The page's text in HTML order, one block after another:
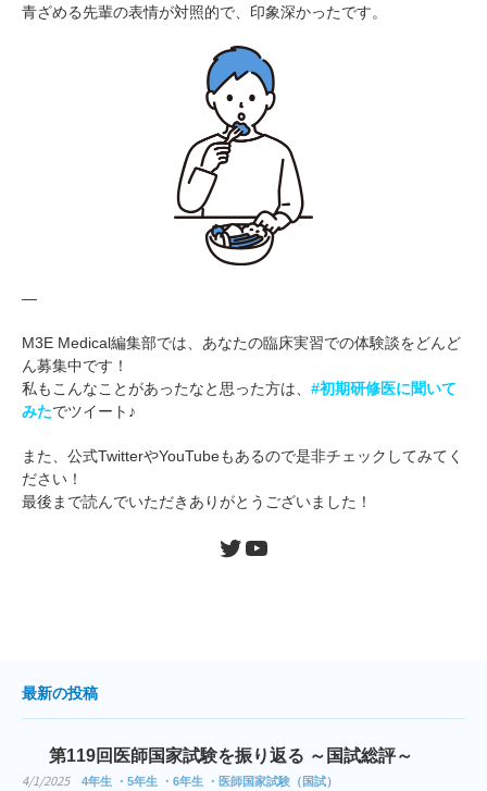
青ざめる先輩の表情が対照的で、印象深かったです。
—
M3E Medical編集部では、あなたの臨床実習での体験談をどんど
ん募集中です！
私もこんなことがあったなと思った方は、#初期研修医に聞いて
みたでツイート♪
また、公式TwitterやYouTubeもあるので是非チェックしてみてく
ださい！
最後まで読んでいただきありがとうございました！
Twitter
YouTube
最新の投稿
第119回医師国家試験を振り返る ～国試総評～
4/1/2025 4年生 5年生 6年生 医師国家試験（国試）